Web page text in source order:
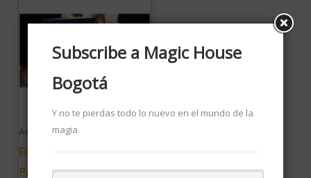
AGOTADO
Accesorios
Fire Wallet
Professional/Aficionado
Subscribe a Magic House
Bogotá
Y no te pierdas todo lo nuevo en el mundo de la
magia.